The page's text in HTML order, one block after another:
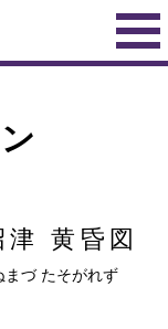
黄昏図
まづ たそがれず